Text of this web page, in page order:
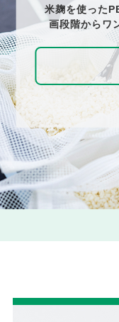
米麹を使った
画段階からワ